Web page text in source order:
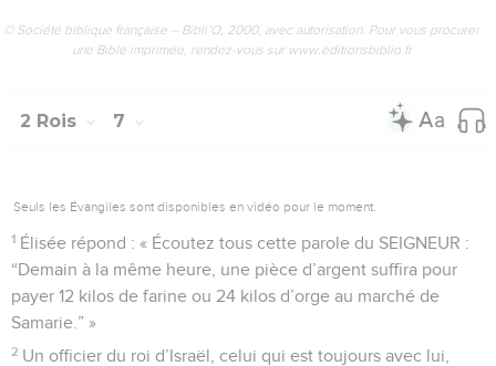
© Société biblique française – Bibli’O, 2000, avec autorisation. Pour vous procurer
une Bible imprimée, rendez-vous sur www.editionsbiblio.fr
2 Rois 7
Seuls les Évangiles sont disponibles en vidéo pour le moment.
1 Élisée répond : « Écoutez tous cette parole du SEIGNEUR :
“Demain à la même heure, une pièce d’argent suffira pour
payer 12 kilos de farine ou 24 kilos d’orge au marché de
Samarie.” »
2 Un officier du roi d’Israël, celui qui est toujours avec lui,